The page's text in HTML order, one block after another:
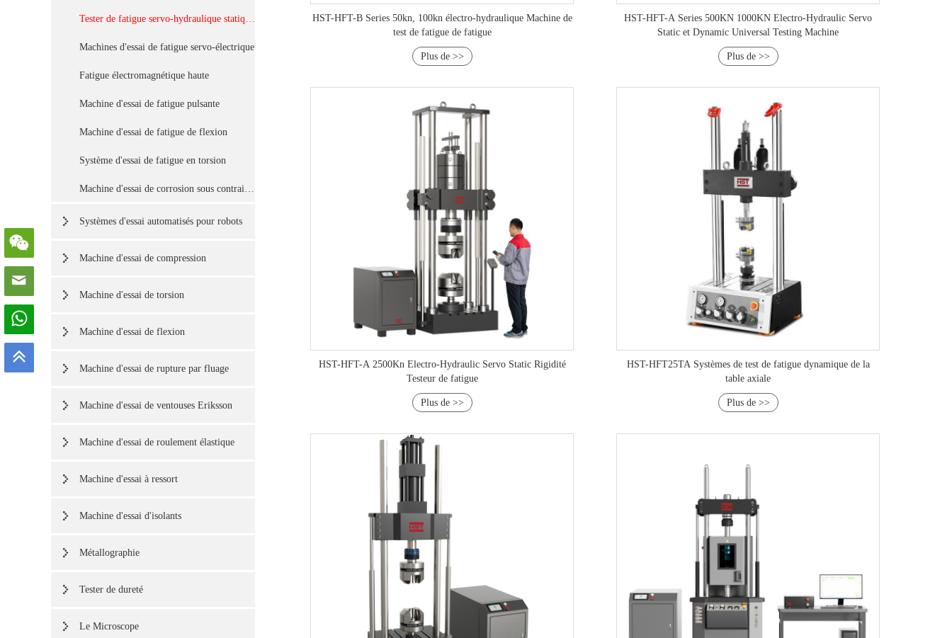
Tester de fatigue servo-hydraulique statique et dynamique
Machines d'essai de fatigue servo-électrique
Fatigue électromagnétique haute
Machine d'essai de fatigue pulsante
Machine d'essai de fatigue de flexion
Système d'essai de fatigue en torsion
Machine d'essai de corrosion sous contrainte
Systèmes d'essai automatisés pour robots
Machine d'essai de compression
Machine d'essai de torsion
Machine d'essai de flexion
Machine d'essai de rupture par fluage
Machine d'essai de ventouses Eriksson
Machine d'essai de roulement élastique
Machine d'essai à ressort
Machine d'essai d'isolants
Métallographie
Tester de dureté
Le Microscope
HST-HFT-B Series 50kn, 100kn électro-hydraulique Machine de
test de fatigue de fatigue
Plus de >>
HST-HFT-A Series 500KN 1000KN Electro-Hydraulic Servo
Static et Dynamic Universal Testing Machine
Plus de >>
HST-HFT-A 2500Kn Electro-Hydraulic Servo Static Rigidité
Testeur de fatigue
Plus de >>
HST-HFT25TA Systèmes de test de fatigue dynamique de la
table axiale
Plus de >>